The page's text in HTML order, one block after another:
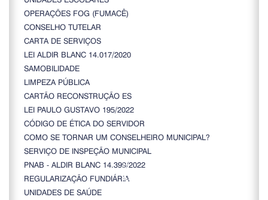
OPERAÇÕES FOG (FUMACÊ)
CONSELHO TUTELAR
CARTA DE SERVIÇOS
LEI ALDIR BLANC 14.017/2020
SAMOBILIDADE
LIMPEZA PÚBLICA
CARTÃO RECONSTRUÇÃO ES
LEI PAULO GUSTAVO 195/2022
CÓDIGO DE ÉTICA DO SERVIDOR
COMO SE TORNAR UM CONSELHEIRO MUNICIPAL?
SERVIÇO DE INSPEÇÃO MUNICIPAL
PNAB - ALDIR BLANC 14.399/2022
REGULARIZAÇÃO FUNDIÁRIA
UNIDADES DE SAÚDE